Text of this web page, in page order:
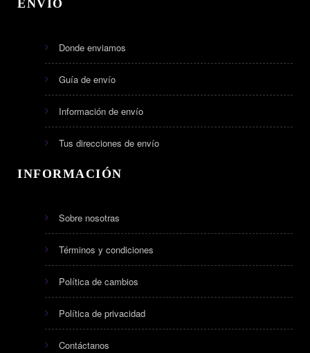
ENVÍO
Donde enviamos
Guía de envío
Información de envío
Tus direcciones de envío
INFORMACIÓN
Sobre nosotras
Términos y condiciones
Política de cambios
Política de privacidad
Contáctanos